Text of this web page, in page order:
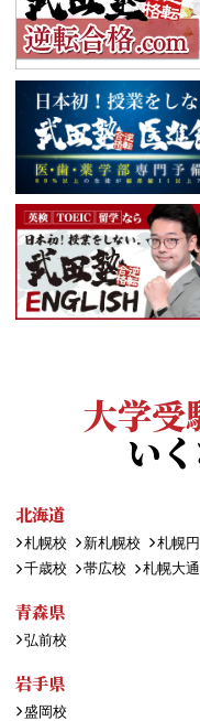
大学受
い
北海道
札幌校 新札幌校 札幌
千歳校
帯広校 札幌大
青森県
弘前校
岩手県
盛岡校